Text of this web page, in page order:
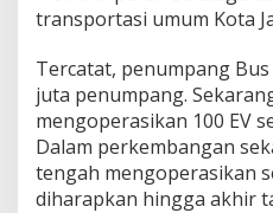
transportasi umum Kota
Tercatat, penumpang
juta penumpang.
mengoperasikan 100 EV
Dalam perkembangan
tengah mengoperasikan
diharapkan hingga akhir